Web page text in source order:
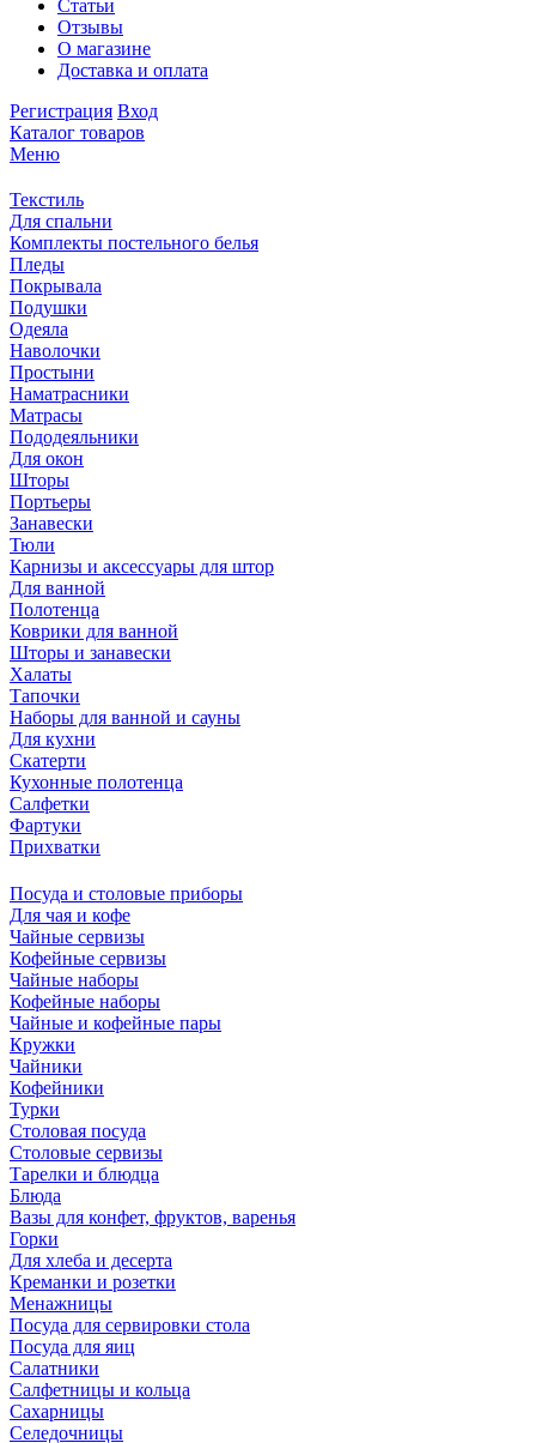
Статьи
Отзывы
О магазине
Доставка и оплата
Регистрация Вход
Каталог товаров
Меню
Текстиль
Для спальни
Комплекты постельного белья
Пледы
Покрывала
Подушки
Одеяла
Наволочки
Простыни
Наматрасники
Матрасы
Пододеяльники
Для окон
Шторы
Портьеры
Занавески
Тюли
Карнизы и аксессуары для штор
Для ванной
Полотенца
Коврики для ванной
Шторы и занавески
Халаты
Тапочки
Наборы для ванной и сауны
Для кухни
Скатерти
Кухонные полотенца
Салфетки
Фартуки
Прихватки
Посуда и столовые приборы
Для чая и кофе
Чайные сервизы
Кофейные сервизы
Чайные наборы
Кофейные наборы
Чайные и кофейные пары
Кружки
Чайники
Кофейники
Турки
Столовая посуда
Столовые сервизы
Тарелки и блюдца
Блюда
Вазы для конфет, фруктов, варенья
Горки
Для хлеба и десерта
Креманки и розетки
Менажницы
Посуда для сервировки стола
Посуда для яиц
Салатники
Салфетницы и кольца
Сахарницы
Селедочницы